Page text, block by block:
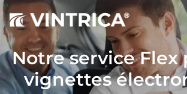
Notre service Flex
vignettes